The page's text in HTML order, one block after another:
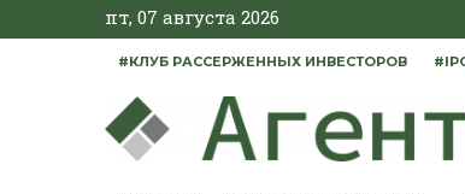
пт, 07 августа 2026
#КЛУБ РАССЕРЖЕННЫХ ИНВЕСТОРОВ